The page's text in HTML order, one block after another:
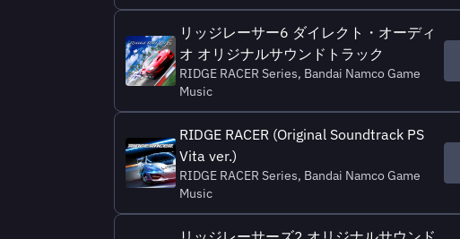
リッジレーサー6 ダイレクト・オーディ
オ オリジナルサウンドトラック
RIDGE RACER Series, Bandai Namco Game
Music
RIDGE RACER (Original Soundtrack PS
Vita ver.)
RIDGE RACER Series, Bandai Namco Game
Music